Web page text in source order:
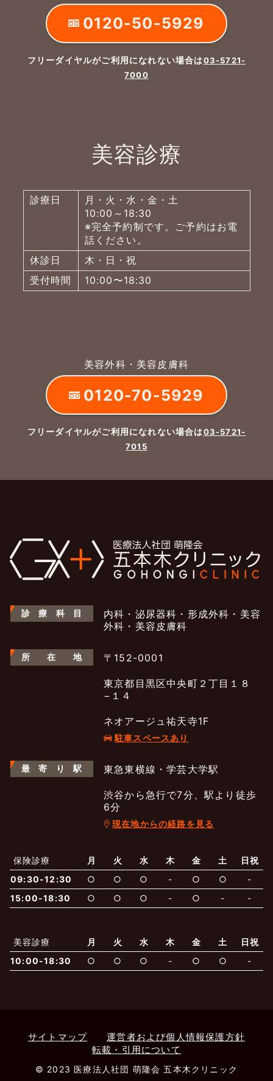
当院からのお知らせ
最新医療トピックス
はじめての方へ
医師の紹介
保険での診療
内科 皮膚科
※ 木・日・祝は休診です
よくあるご質問
一般診療 美容診療
電話でのお問いあわせ
0120-50-5929
フリーダイヤルがご利用になれない場合は03-5721-
7000
美容診療
診療日
月・火・水・金・土
10:00～18:30
※完全予約制です。ご予約はお電
話ください。
休診日
木・日・祝
受付時間
10:00〜18:30
美容外科・美容皮膚科
0120-70-5929
フリーダイヤルがご利用になれない場合は03-5721-
7015
診 療 科 目
内科・泌尿器科・形成外科・美容
外科・美容皮膚科
所 在 地 〒152-0001
東京都目黒区中央町２丁目１８
−１４
ネオアージュ祐天寺1F
駐車スペースあり
最 寄 り 駅 東急東横線・学芸大学駅
渋谷から急行で7分、駅より徒歩
6分
現在地からの経路を見る
保険診療 月 火 水 木 金 土
日祝
09:30-12:30
○ ○ ○ - ○ ○
-
15:00-18:30
○ ○ ○ - ○ - -
美容診療 月 火 水 木 金 土
日祝
10:00-18:30
○ ○ ○ - ○ ○ -
サイトマップ
運営者および個人情報保護方針
転載・引用について
© 2023 医療法人社団 萌隆会 五本木クリニック